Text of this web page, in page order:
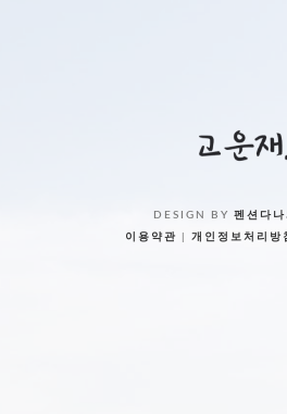
DESIGN BY 펜션다나
이용약관
개인정보처리방